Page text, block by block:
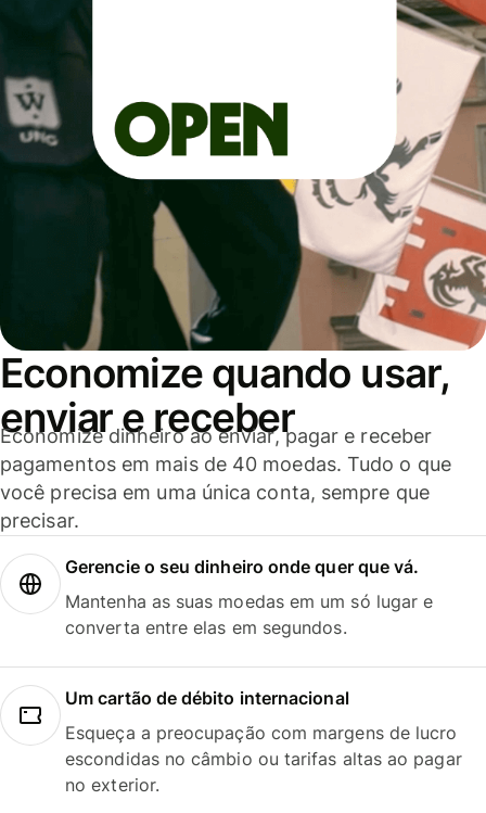
Economize quando usar,
enviar e receber
Economize dinheiro ao enviar, pagar e receber
pagamentos em mais de 40 moedas. Tudo o que
você precisa em uma única conta, sempre que
precisar.
Gerencie o seu dinheiro onde quer que vá.
Mantenha as suas moedas em um só lugar e
converta entre elas em segundos.
Um cartão de débito internacional
Esqueça a preocupação com margens de lucro
escondidas no câmbio ou tarifas altas ao pagar
no exterior.